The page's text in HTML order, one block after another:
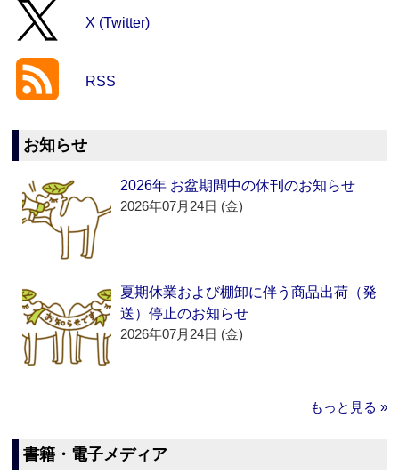
X (Twitter)
RSS
お知らせ
2026年 お盆期間中の休刊のお知らせ
2026年07月24日 (金)
夏期休業および棚卸に伴う商品出荷（発
送）停止のお知らせ
2026年07月24日 (金)
もっと見る »
書籍・電子メディア